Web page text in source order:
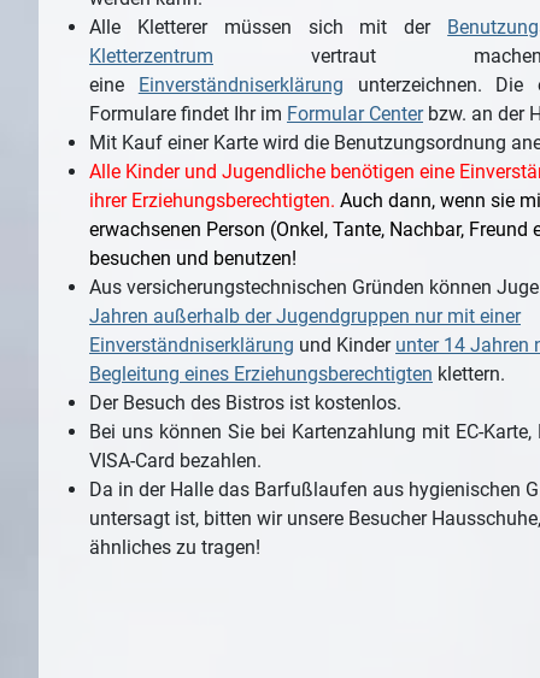
Alle Kletterer müssen sich mit der
Kletterzentrum vertraut
eine Einverständniserklärung unterzeichnen. Die
Formulare findet Ihr im Formular Centerbzw. an der
Mit Kauf einer Karte wird die Benutzungsordnung
Alle Kinder und Jugendliche benötigen eine
ihrer Erziehungsberechtigten. Auch dann, wenn sie
erwachsenen Person (Onkel, Tante, Nachbar, Freund
besuchen und benutzen!
Aus versicherungstechnischen Gründen können
Jahren außerhalb der Jugendgruppen nur mit einer
Einverständniserklärung und Kinder unter 14 Jahren
Begleitung eines Erziehungsberechtigten klettern.
Der Besuch des Bistros ist kostenlos.
Bei uns können Sie bei Kartenzahlung mit EC-
VISA-Card bezahlen.
Da in der Halle das Barfußlaufen aus hygienischen
untersagt ist, bitten wir unsere Besucher
ähnliches zu tragen!